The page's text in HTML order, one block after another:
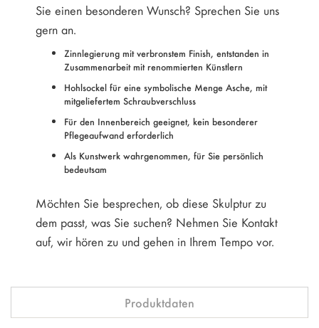
Sie einen besonderen Wunsch? Sprechen Sie uns
gern an.
Zinnlegierung mit verbronstem Finish, entstanden in
Zusammenarbeit mit renommierten Künstlern
Hohlsockel für eine symbolische Menge Asche, mit
mitgeliefertem Schraubverschluss
Für den Innenbereich geeignet, kein besonderer
Pflegeaufwand erforderlich
Als Kunstwerk wahrgenommen, für Sie persönlich
bedeutsam
Möchten Sie besprechen, ob diese Skulptur zu
dem passt, was Sie suchen? Nehmen Sie Kontakt
auf, wir hören zu und gehen in Ihrem Tempo vor.
Produktdaten